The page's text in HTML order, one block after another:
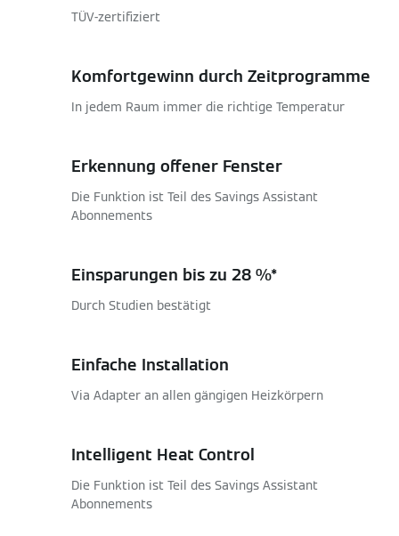
TÜV-zertifiziert
Komfortgewinn durch Zeitprogramme
In jedem Raum immer die richtige Temperatur
Erkennung offener Fenster
Die Funktion ist Teil des Savings Assistant
Abonnements
Einsparungen bis zu 28 %*
Durch Studien bestätigt
Einfache Installation
Via Adapter an allen gängigen Heizkörpern
Intelligent Heat Control
Die Funktion ist Teil des Savings Assistant
Abonnements